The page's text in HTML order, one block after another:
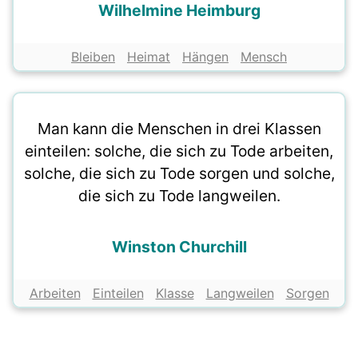
Wilhelmine Heimburg
Bleiben Heimat Hängen Mensch
Man kann die Menschen in drei Klassen
einteilen: solche, die sich zu Tode arbeiten,
solche, die sich zu Tode sorgen und solche,
die sich zu Tode langweilen.
Winston Churchill
Arbeiten Einteilen Klasse Langweilen Sorgen